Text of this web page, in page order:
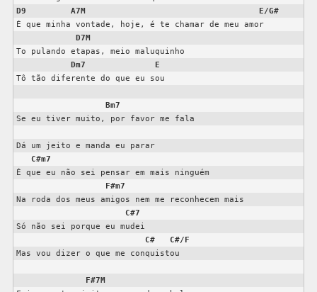
D9
A7M
E/G#
É que minha vontade, hoje, é te chamar de meu amor
D7M
To pulando etapas, meio maluquinho
Dm7
E
Tô tão diferente do que eu sou
Bm7
Se eu tiver muito, por favor me fala
Dá um jeito e manda eu parar
C#m7
É que eu não sei pensar em mais ninguém
F#m7
Na roda dos meus amigos nem me reconhecem mais
C#7
Só não sei porque eu mudei
C#
C#/F
Mas vou dizer o que me conquistou
F#7M